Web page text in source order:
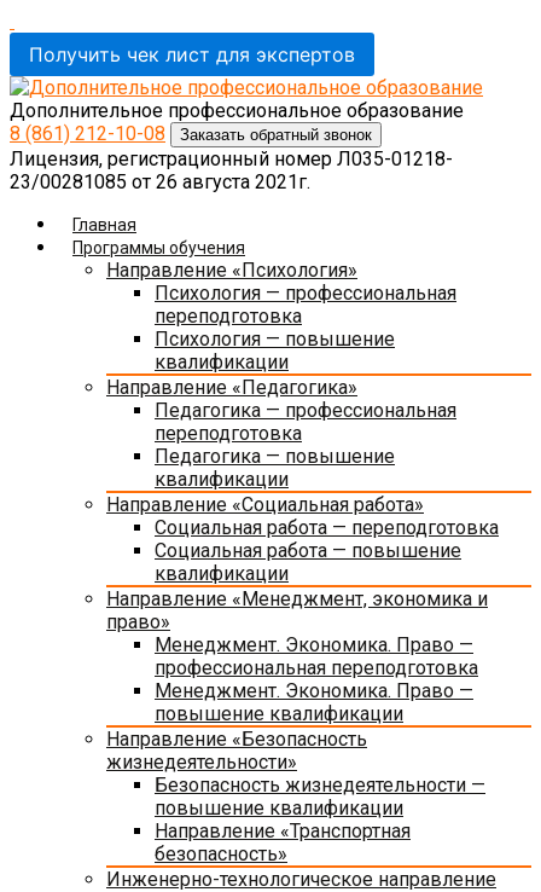
Получить чек лист для экспертов
Дополнительное профессиональное образование
8 (861) 212-10-08 Заказать обратный звонок
Лицензия, регистрационный номер Л035-01218-
23/00281085 от 26 августа 2021г.
Главная
Программы обучения
Направление «Психология»
Психология — профессиональная
переподготовка
Психология — повышение
квалификации
Направление «Педагогика»
Педагогика — профессиональная
переподготовка
Педагогика — повышение
квалификации
Направление «Социальная работа»
Социальная работа — переподготовка
Социальная работа — повышение
квалификации
Направление «Менеджмент, экономика и
право»
Менеджмент. Экономика. Право —
профессиональная переподготовка
Менеджмент. Экономика. Право —
повышение квалификации
Направление «Безопасность
жизнедеятельности»
Безопасность жизнедеятельности —
повышение квалификации
Направление «Транспортная
безопасность»
Инженерно-технологическое направление